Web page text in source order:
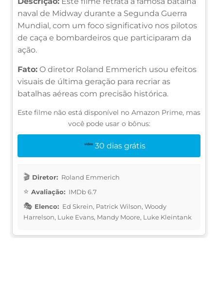
naval de Midway durante a Segunda Guerra
Mundial, com um foco significativo nos pilotos
de caça e bombardeiros que participaram da
ação.
Fato: O diretor Roland Emmerich usou efeitos
visuais de última geração para recriar as
batalhas aéreas com precisão histórica.
Este filme não está disponível no Amazon Prime, mas
você pode usar o bônus:
30 dias grátis
Diretor: Roland Emmerich
Avaliação: IMDb 6.7
Elenco: Ed Skrein, Patrick Wilson, Woody
Harrelson, Luke Evans, Mandy Moore, Luke Kleintank